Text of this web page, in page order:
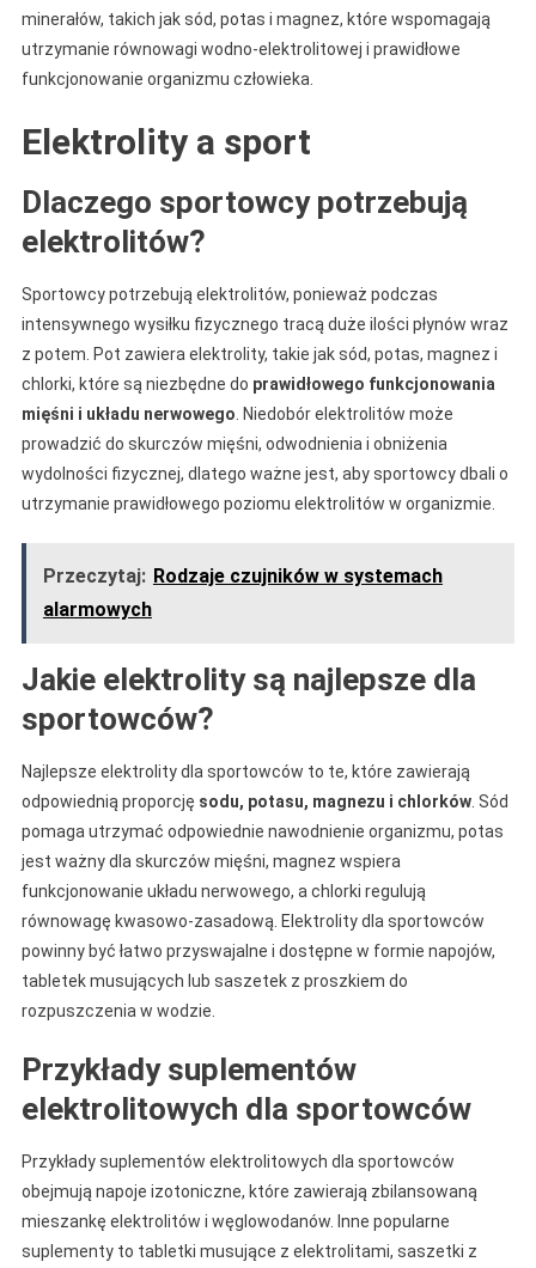
minerałów, takich jak sód, potas i magnez, które wspomagają
utrzymanie równowagi wodno-elektrolitowej i prawidłowe
funkcjonowanie organizmu człowieka.
Elektrolity a sport
Dlaczego sportowcy potrzebują
elektrolitów?
Sportowcy potrzebują elektrolitów, ponieważ podczas
intensywnego wysiłku fizycznego tracą duże ilości płynów wraz
z potem. Pot zawiera elektrolity, takie jak sód, potas, magnez i
chlorki, które są niezbędne do prawidłowego funkcjonowania
mięśni i układu nerwowego . Niedobór elektrolitów może
prowadzić do skurczów mięśni, odwodnienia i obniżenia
wydolności fizycznej, dlatego ważne jest, aby sportowcy dbali o
utrzymanie prawidłowego poziomu elektrolitów w organizmie.
Przeczytaj: Rodzaje czujników w systemach
alarmowych
Jakie elektrolity są najlepsze dla
sportowców?
Najlepsze elektrolity dla sportowców to te, które zawierają
odpowiednią proporcję sodu, potasu, magnezu i chlorków. Sód
pomaga utrzymać odpowiednie nawodnienie organizmu, potas
jest ważny dla skurczów mięśni, magnez wspiera
funkcjonowanie układu nerwowego, a chlorki regulują
równowagę kwasowo-zasadową. Elektrolity dla sportowców
powinny być łatwo przyswajalne i dostępne w formie napojów,
tabletek musujących lub saszetek z proszkiem do
rozpuszczenia w wodzie.
Przykłady suplementów
elektrolitowych dla sportowców
Przykłady suplementów elektrolitowych dla sportowców
obejmują napoje izotoniczne, które zawierają zbilansowaną
mieszankę elektrolitów i węglowodanów. Inne popularne
suplementy to tabletki musujące z elektrolitami, saszetki z